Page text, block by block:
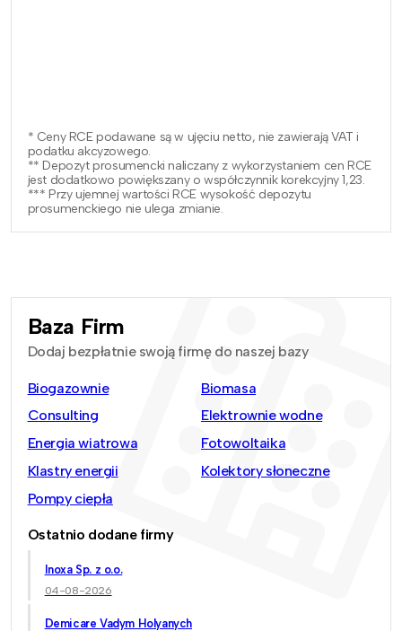
* Ceny RCE podawane są w ujęciu netto, nie zawierają VAT i
podatku akcyzowego.
** Depozyt prosumencki naliczany z wykorzystaniem cen RCE
jest dodatkowo powiększany o współczynnik korekcyjny 1,23.
*** Przy ujemnej wartości RCE wysokość depozytu
prosumenckiego nie ulega zmianie.
Baza Firm
Dodaj bezpłatnie swoją firmę do naszej bazy
Biogazownie
Biomasa
Consulting
Elektrownie wodne
Energia wiatrowa
Fotowoltaika
Klastry energii
Kolektory słoneczne
Pompy ciepła
Ostatnio dodane firmy
Inoxa Sp. z o.o.
04-08-2026
Demicare Vadym Holyanych